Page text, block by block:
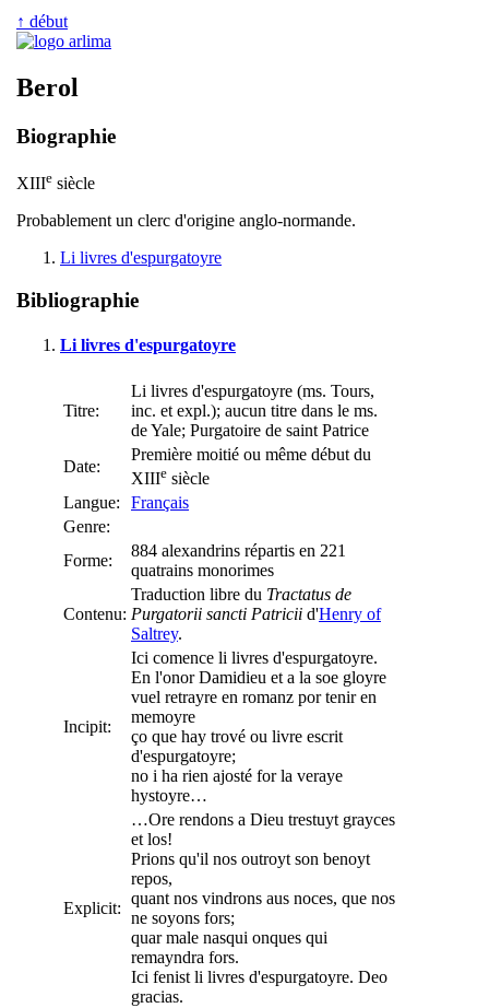
↑ début
Berol
Biographie
XIIIe siècle
Probablement un clerc d'origine anglo-normande.
Li livres d'espurgatoyre
Bibliographie
Li livres d'espurgatoyre
Titre:
Li livres d'espurgatoyre (ms. Tours,
inc. et expl.); aucun titre dans le ms.
de Yale; Purgatoire de saint Patrice
Date:
Première moitié ou même début du
XIIIe siècle
Langue:
Français
Genre:
Forme:
884 alexandrins répartis en 221
quatrains monorimes
Contenu:
Traduction libre du Tractatus de
Purgatorii sancti Patricii d'Henry of
Saltrey.
Incipit:
Ici comence li livres d'espurgatoyre.
En l'onor Damidieu et a la soe gloyre
vuel retrayre en romanz por tenir en
memoyre
ço que hay trové ou livre escrit
d'espurgatoyre;
no i ha rien ajosté for la veraye
hystoyre…
Explicit:
…Ore rendons a Dieu trestuyt grayces
et los!
Prions qu'il nos outroyt son benoyt
repos,
quant nos vindrons aus noces, que nos
ne soyons fors;
quar male nasqui onques qui
remayndra fors.
Ici fenist li livres d'espurgatoyre. Deo
gracias.